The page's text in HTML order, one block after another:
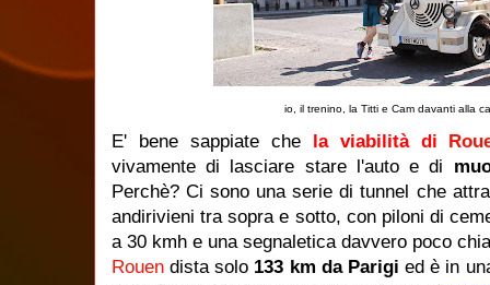
io, il trenino, la Titti e Cam davanti alla
E' bene sappiate che la viabilità di
vivamente di lasciare stare l'auto e di
Perchè? Ci sono una serie di tunnel che
andirivieni tra sopra e sotto, con piloni di
a 30 kmh e una segnaletica davvero poco
Rouendista solo 133 km da Parigied è in